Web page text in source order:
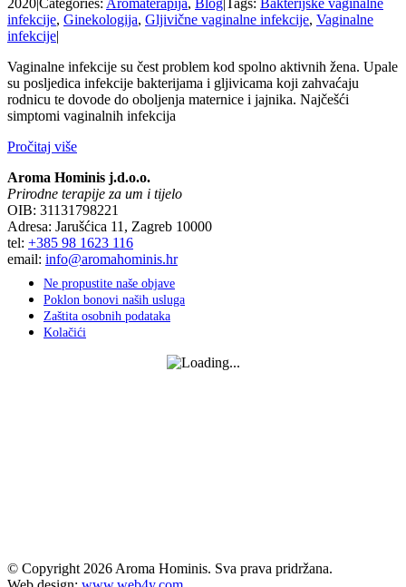
infekcije, Ginekologija, Gljivične vaginalne infekcije, Vaginalne
infekcije|
Vaginalne infekcije su čest problem kod spolno aktivnih žena. Upale
su posljedica infekcije bakterijama i gljivicama koji zahvaćaju
rodnicu te dovode do oboljenja maternice i jajnika. Najčešći
simptomi vaginalnih infekcija
Pročitaj više
Aroma Hominis j.d.o.o.
Prirodne terapije za um i tijelo
OIB: 31131798221
Adresa: Jarušćica 11, Zagreb 10000
tel: +385 98 1623 116
email: info@aromahominis.hr
Ne propustite naše objave
Poklon bonovi naših usluga
Zaštita osobnih podataka
Kolačići
© Copyright 2026 Aroma Hominis. Sva prava pridržana.